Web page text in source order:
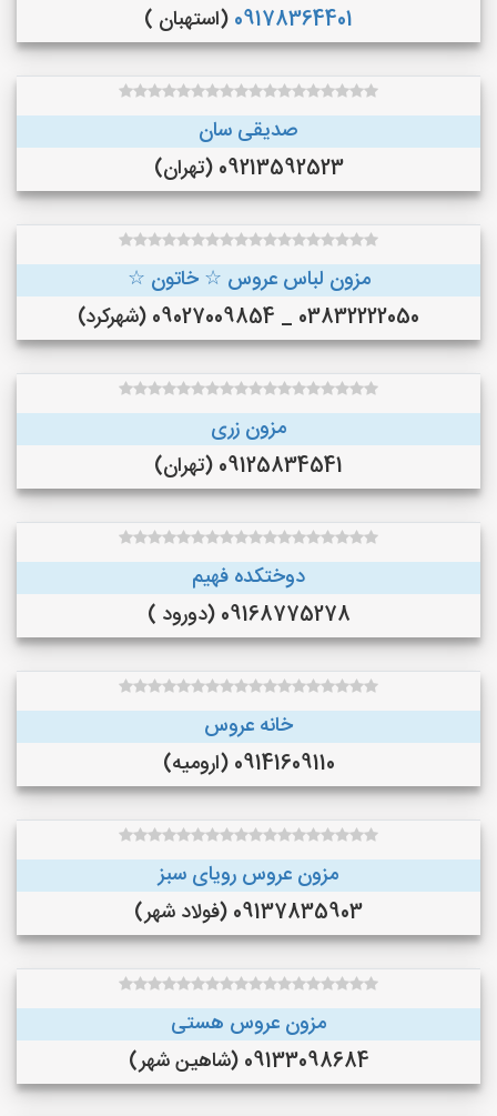
09178364401 (استهبان )
صدیقی سان
09213592523 (تهران)
مزون لباس عروس ☆ خاتون ☆
03832222050 _ 09027009854 (شهرکرد)
مزون زری
09125834541 (تهران)
دوختکده فهیم
09168775278 (دورود )
خانه عروس
09141609110 (ارومیه)
مزون عروس رویای سبز
09137835903 (فولاد شهر)
مزون عروس هستی
09133098684 (شاهین شهر)